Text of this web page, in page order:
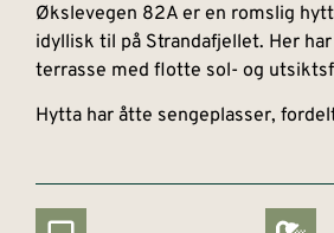
Økslevegen 82A er en romslig
idyllisk til på Strandafjellet. Her
terrasse med flotte sol- og
Hytta har åtte sengeplasser,